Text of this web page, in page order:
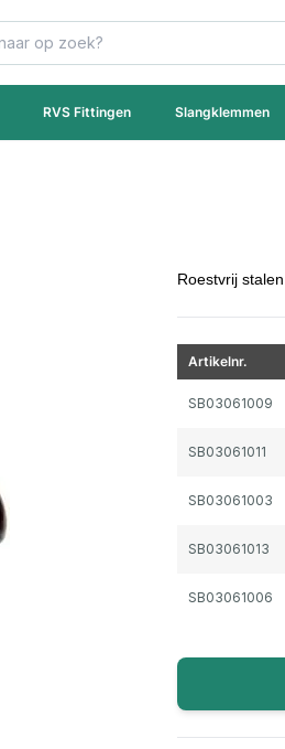
RVS Fittingen Slangklemmen
Roestvrij
Artikelnr.
SB03061009
SB03061011
SB03061003
SB03061013
SB03061006